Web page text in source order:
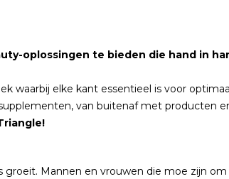
oplossingen te bieden die hand in
waarbij elke kant essentieel is voor
van buitenaf met producten
groeit. Mannen en vrouwen die moe zijn